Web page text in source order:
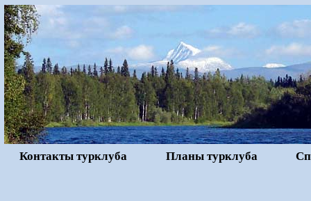
Контакты турклуба Планы турклуба